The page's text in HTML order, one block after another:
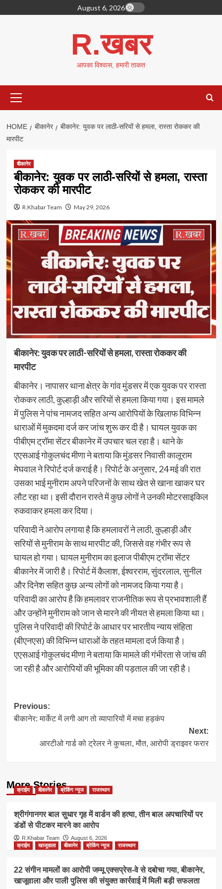
to
August 6, 2026
R.खबर
आपका विश्वास, हमारी ताकत
Menu
HOME बीकानेर
बीकानेर: युवक पर लाठी-सरियों से हमला, रास्ता रोककर की
मारपीट
बीकानेर
बीकानेर: युवक पर लाठी-सरियों से हमला, रास्ता
रोककर की मारपीट
R.Khabar Team May 29, 2026
बीकानेर: युवक पर लाठी-सरियों से हमला, रास्ता रोककर की
मारपीट
बीकानेर। नापासर थाना क्षेत्र के गांव मुंडसर में एक युवक पर रास्ता
रोककर लाठी, कुल्हाड़ी और सरियों से हमला किया गया। इस मामले
में पुलिस ने पांच नामजद सहित अन्य आरोपियों के खिलाफ विभिन्न
धाराओं में मुकदमा दर्ज कर जांच शुरू कर दी है। घायल युवक का
पीबीएम ट्रॉमा सेंटर बीकानेर में उपचार चल रहा है। थाने के
एएसआई गोकुलचंद मीणा ने बताया कि मुंडसर निवासी कालूराम
मेघवाल ने रिपोर्ट दर्ज कराई है। रिपोर्ट के अनुसार, 24 मई की रात
उसका भाई मुनीराम अपने परिजनों के साथ खेत से खाना खाकर घर
लौट रहा था। इसी दौरान रास्ते में कुछ लोगों ने उनकी मोटरसाइकिल
रुकवाकर हमला कर दिया।
परिवादी ने आरोप लगाया है कि हमलावरों ने लाठी, कुल्हाड़ी और
सरियों से मुनीराम के साथ मारपीट की, जिससे वह गंभीर रूप से
घायल हो गया। घायल मुनीराम का इलाज पीबीएम ट्रॉमा सेंटर
बीकानेर में जारी है। रिपोर्ट में कैलाश, ईश्वरराम, सुंदरलाल, सुनील
और दिनेश सहित कुछ अन्य लोगों को नामजद किया गया है।
परिवादी का आरोप है कि हमलावर राजनीतिक रूप से प्रभावशाली हैं
और उन्होंने मुनीराम को जान से मारने की नीयत से हमला किया था।
पुलिस ने परिवादी की रिपोर्ट के आधार पर भारतीय न्याय संहिता
(बीएनएस) की विभिन्न धाराओं के तहत मामला दर्ज किया है।
एएसआई गोकुलचंद मीणा ने बताया कि मामले की गंभीरता से जांच की
जा रही है और आरोपियों की भूमिका की पड़ताल की जा रही है।
Post
navigation
Previous:
बीकानेर: मार्केट में लगी आग तो व्यापारियों में मचा हड़कंप
Next:
आरटीओ गार्ड को ट्रेलर ने कुचला, मौत, आरोपी ड्राइवर फरार
More Stories
क्राईम बीकानेर ब्रेकिंग न्यूज राजस्थान
श्रीगंगानगर बाल सुधार गृह में वार्डन की हत्या, तीन बाल अपचारियों पर
डंडों से पीटकर मारने का आरोप
R.Khabar Team
August 6, 2026
क्राईम
खाजूवाला बीकानेर ब्रेकिंग न्यूज राजस्थान
22 संगीन मामलों का आरोपी जम्मू एक्सप्रेस-वे से दबोचा गया, बीकानेर,
खाजूवाला और पाली पुलिस की संयुक्त कार्रवाई में मिली बड़ी सफलता